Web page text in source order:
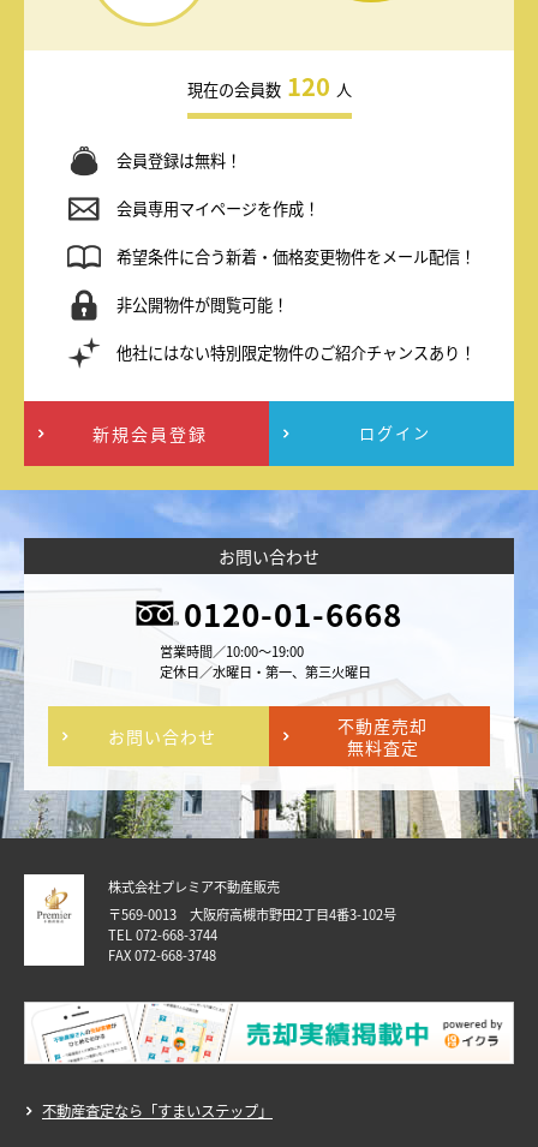
現在の会員数 120 人
会員登録は無料！
会員専用マイページを作成！
希望条件に合う新着・価格変更物件をメール配信！
非公開物件が閲覧可能！
他社にはない特別限定物件のご紹介チャンスあり！
新規会員登録 ログイン
お問い合わせ
0120-01-6668
営業時間／10:00～19:00
定休日／水曜日・第一、第三火曜日
お問い合わせ
不動産売却
無料査定
株式会社プレミア不動産販売
〒569-0013 大阪府高槻市野田2丁目4番3-102号
TEL 072-668-3744
FAX 072-668-3748
不動産査定なら「すまいステップ」